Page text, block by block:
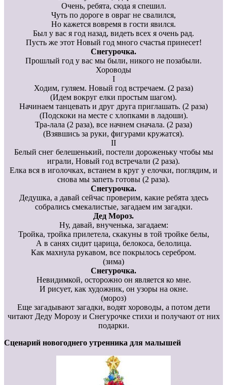
Очень, ребята, сюда я спешил.
Чуть по дороге в овраг не свалился,
Но кажется вовремя в гости явился.
Был у вас я год назад, видеть всех я очень рад.
Пусть же этот Новый год много счастья принесет!
Снегурочка.
Прошлый год у вас мы были, никого не позабыли.
Хороводы
I
Ходим, гуляем. Новый год встречаем. (2 раза)
(Идем вокруг елки простым шагом).
Начинаем танцевать и друг друга приглашать. (2 раза)
(Подскоки на месте с хлопками в ладоши).
Тра-лала (2 раза), все начнем сначала. (2 раза)
(Взявшись за руки, фигурами кружатся).
II
Белый снег белешенький, постели дороженьку чтобы мы
играли, Новый год встречали (2 раза).
Елка вся в иголочках, встанем в круг у елочки, поглядим, и
снова мы запеть готовы (2 раза).
Снегурочка.
Дедушка, а давай сейчас проверим, какие ребята здесь
собрались смекалистые, загадаем им загадки.
Дед Мороз.
Ну, давай, внученька, загадаем:
Тройка, тройка прилетела, скакуны в той тройке белы,
А в санях сидит царица, белокоса, белолица.
Как махнула рукавом, все покрылось серебром.
(зима)
Снегурочка.
Невидимкой, осторожно он является ко мне.
И рисует, как художник, он узоры на окне.
(мороз)
Еще загадывают загадки, водят хороводы, а потом дети
читают Деду Морозу и Снегурочке стихи и получают от них
подарки.
Сценарий новогоднего утренника для малышей